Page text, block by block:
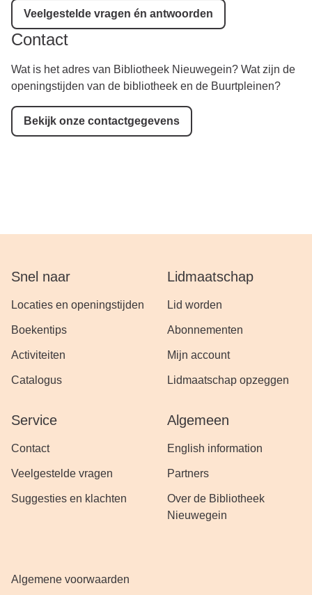
Veelgestelde vragen én antwoorden
Contact
Wat is het adres van Bibliotheek Nieuwegein? Wat zijn de
openingstijden van de bibliotheek en de Buurtpleinen?
Bekijk onze contactgegevens
Snel naar
Locaties en openingstijden
Boekentips
Activiteiten
Catalogus
Lidmaatschap
Lid worden
Abonnementen
Mijn account
Lidmaatschap opzeggen
Service
Contact
Veelgestelde vragen
Suggesties en klachten
Algemeen
English information
Partners
Over de Bibliotheek
Nieuwegein
Algemene voorwaarden